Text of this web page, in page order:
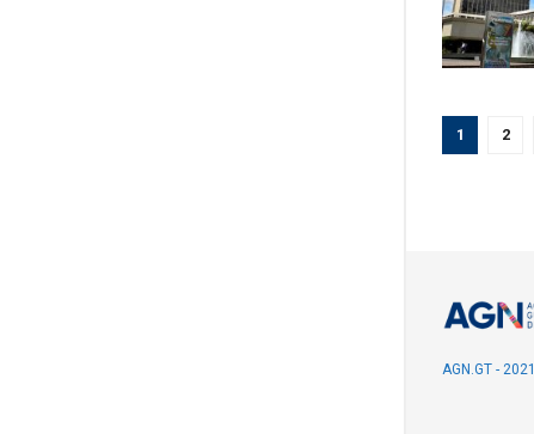
1 2
AGN.GT - 2021